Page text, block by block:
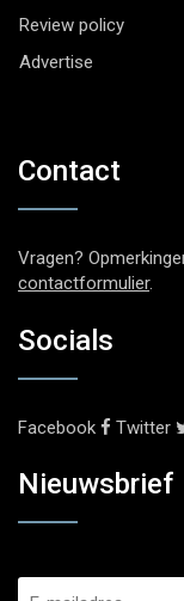
Review policy
Advertise
Contact
Vragen?
contactformulier.
Socials
Facebook Twitter
Nieuwsbrief